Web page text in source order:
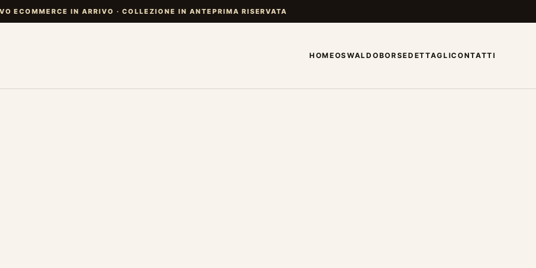
ECOMMERCE IN ARRIVO · COLLEZIONE IN ANTEPRIMA RISERVATA
HOMEOSWALDOBORSEDETTAGLICONTATTI